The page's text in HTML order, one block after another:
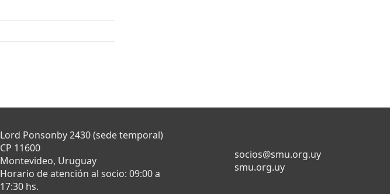
Lord Ponsonby 2430 (sede temporal)
CP 11600
Montevideo, Uruguay
Horario de atención al socio: 09:00 a
17:30 hs.
socios@smu.org.uy
smu.org.uy